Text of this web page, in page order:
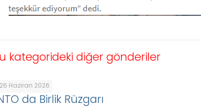
kategorideki diğer gönderiler
26 Haziran 2026
da Birlik Rüzgarı